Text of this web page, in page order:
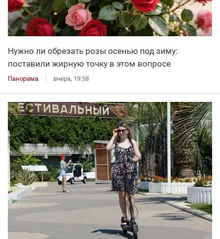
Нужно ли обрезать розы осенью под зиму:
поставили жирную точку в этом вопросе
Панорама вчера, 19:58